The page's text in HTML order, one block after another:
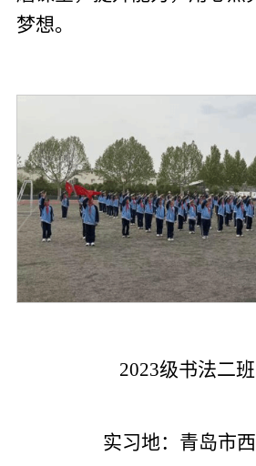
梦想。
2023级书法二
实习地：青岛市